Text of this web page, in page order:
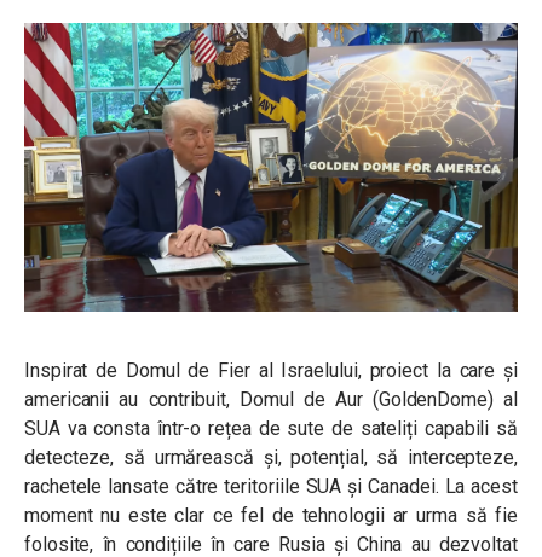
Inspirat de Domul de Fier al Israelului, proiect la care și
americanii au contribuit, Domul de Aur (GoldenDome) al
SUA va consta într-o rețea de sute de sateliți capabili să
detecteze, să urmărească și, potențial, să intercepteze,
rachetele lansate către teritoriile SUA și Canadei. La acest
moment nu este clar ce fel de tehnologii ar urma să fie
folosite, în condițiile în care Rusia și China au dezvoltat